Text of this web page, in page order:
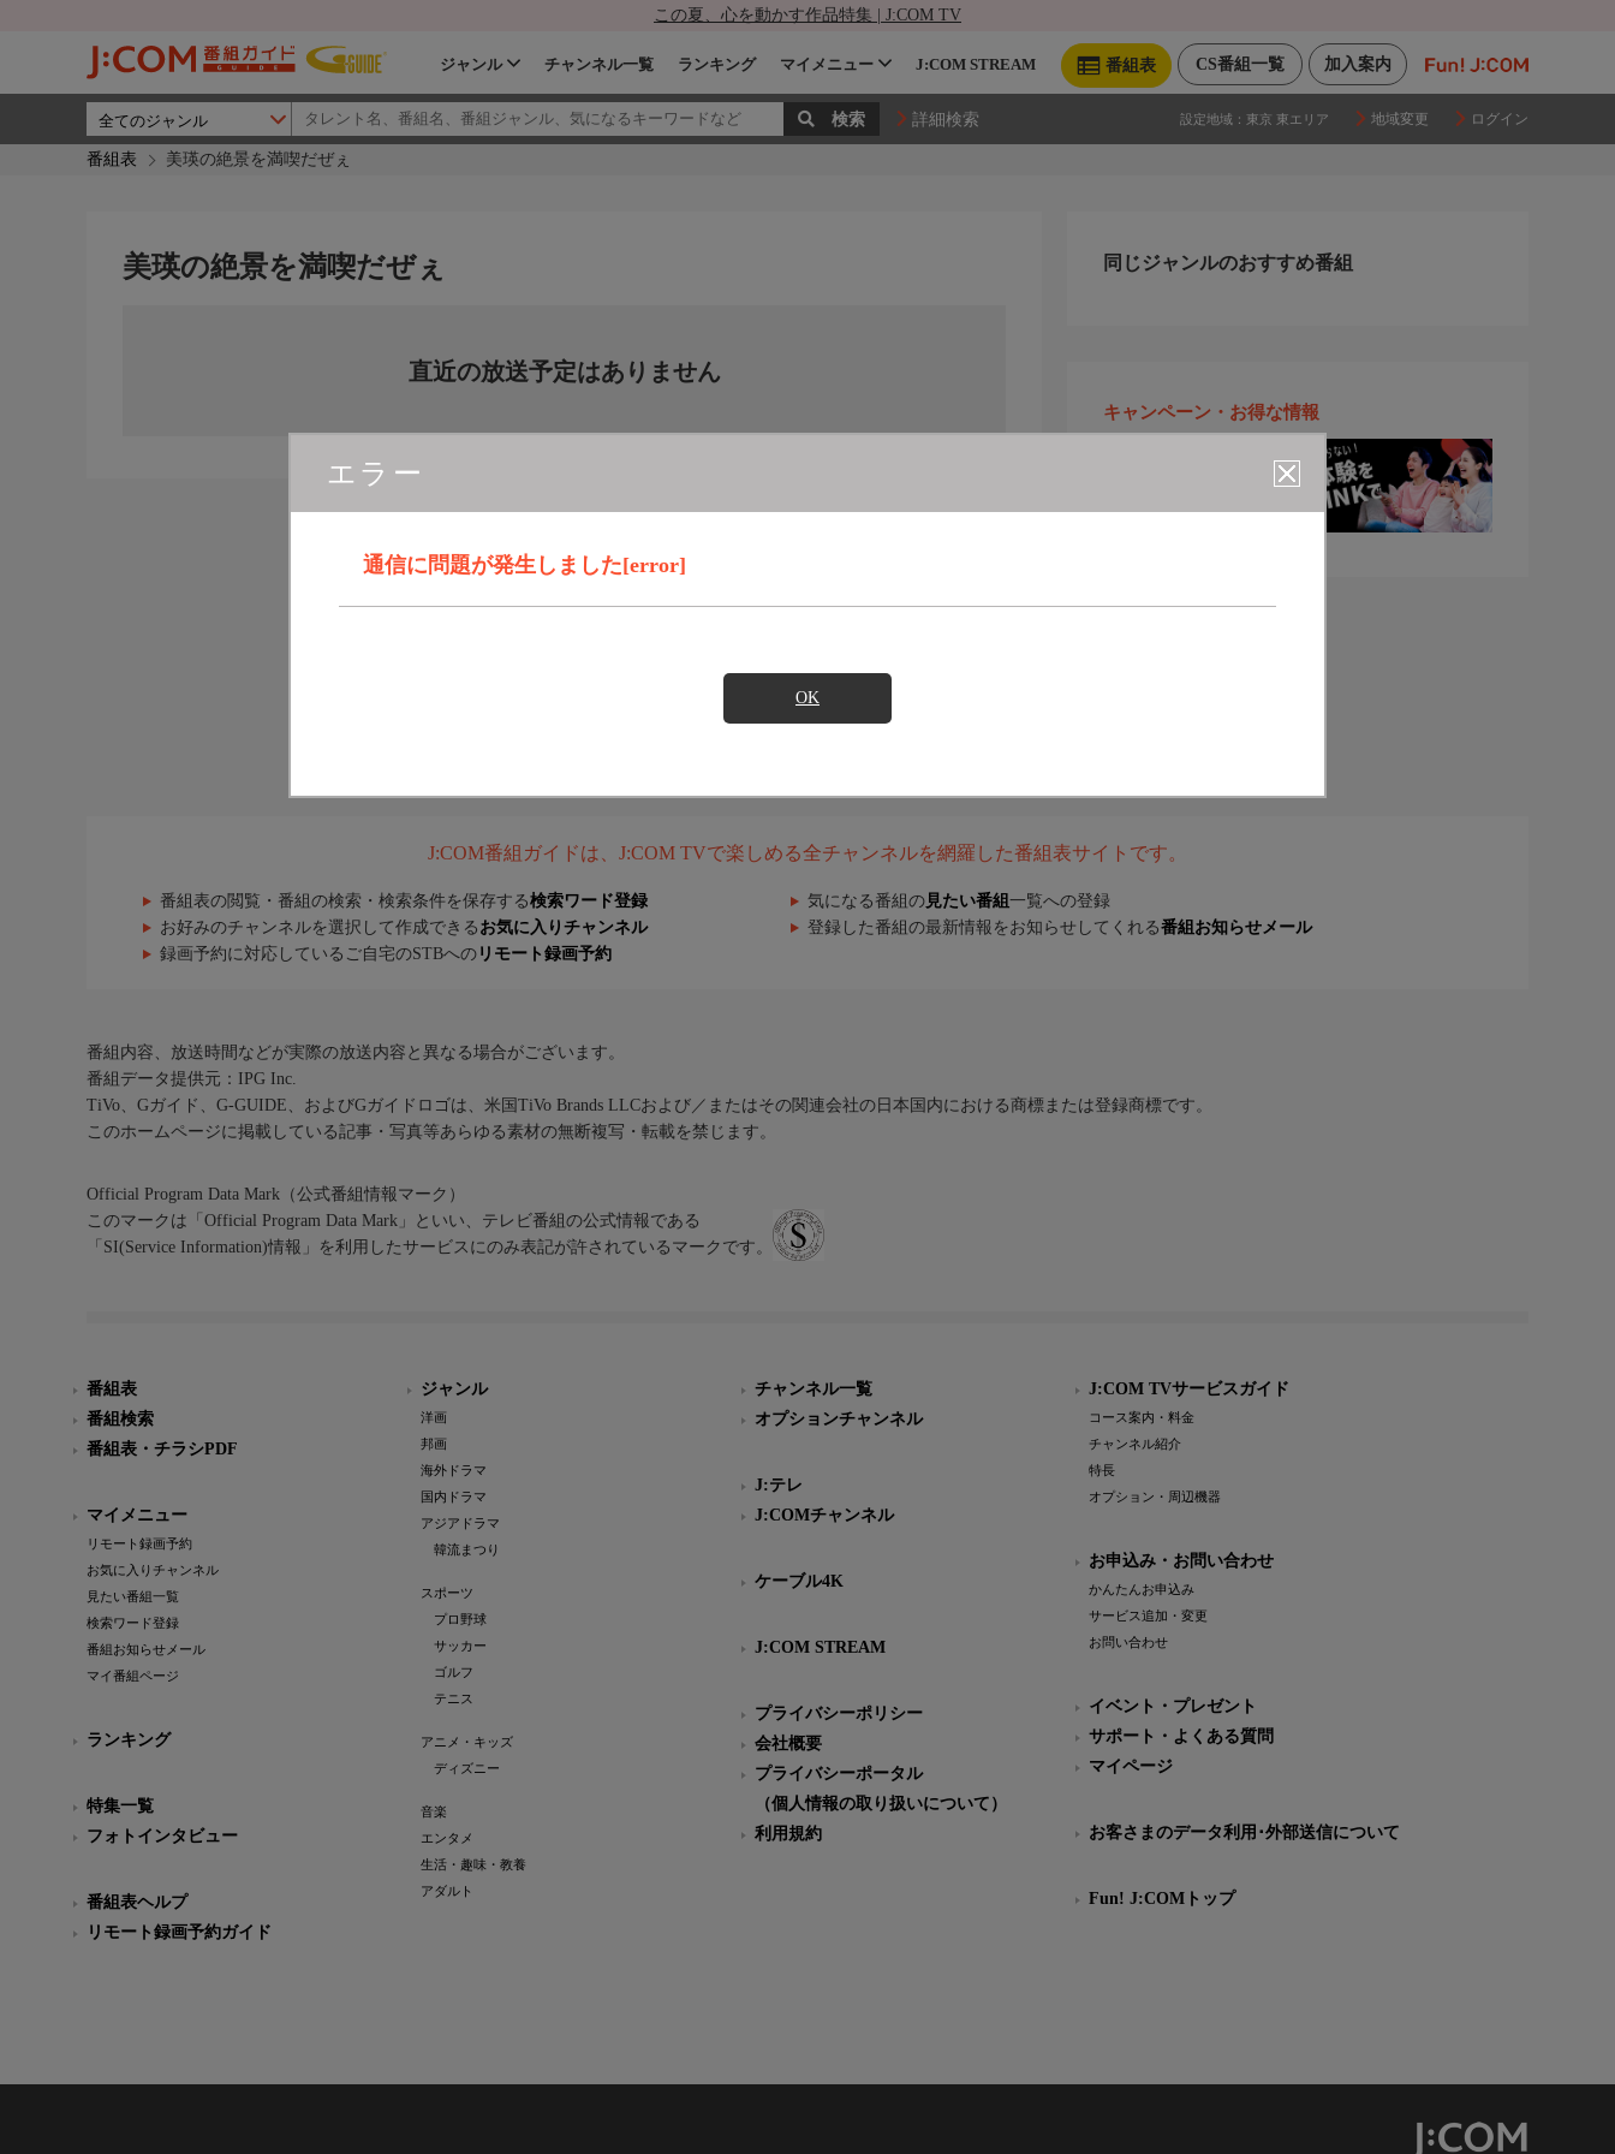
この夏、心を動かす作品特集 | J:COM TV
加入案内
CS番組一覧
番組表
ジャンル チャンネル一覧 ランキング マイメニュー J:COM STREAM
詳細検索 設定地域： 東京 東エリア 地域変更 ログイン
番組表 美瑛の絶景を満喫だぜぇ
エラー
通信に問題が発生しました[error]
OK
美瑛の絶景を満喫だぜぇ
直近の放送予定はありません
同じジャンルのおすすめ番組
キャンペーン・お得な情報
J:COM番組ガイドは、J:COM TVで楽しめる全チャンネルを網羅した番組表サイトです。
番組表の閲覧・番組の検索・検索条件を保存する検索ワード登録 気になる番組の 見たい番組 一覧への登録
お好みのチャンネルを選択して作成できる お気に入りチャンネル 登録した番組の最新情報をお知らせしてくれる番組お知らせメール
録画予約に対応しているご自宅のSTBへの リモート録画予約
番組内容、放送時間などが実際の放送内容と異なる場合がございます。
番組データ提供元：IPG Inc.
TiVo、Gガイド、G-GUIDE、およびGガイドロゴは、米国TiVo Brands LLCおよび／またはその関連会社の日本国内における商標または登録商標です。
このホームページに掲載している記事・写真等あらゆる素材の無断複写・転載を禁じます。
Official Program Data Mark（公式番組情報マーク）
このマークは「Official Program Data Mark」といい、テレビ番組の公式情報である
「SI(Service Information)情報」を利用したサービスにのみ表記が許されているマークです。
番組表
番組検索
番組表・チラシPDF
マイメニュー
リモート録画予約
お気に入りチャンネル
見たい番組一覧
検索ワード登録
番組お知らせメール
マイ番組ページ
ランキング
特集一覧
フォトインタビュー
番組表ヘルプ
リモート録画予約ガイド
ジャンル
洋画
邦画
海外ドラマ
国内ドラマ
アジアドラマ
韓流まつり
スポーツ
プロ野球
サッカー
ゴルフ
テニス
アニメ・キッズ
ディズニー
音楽
エンタメ
生活・趣味・教養
アダルト
チャンネル一覧
オプションチャンネル
J:テレ
J:COMチャンネル
ケーブル4K
J:COM STREAM
プライバシーポリシー
会社概要
プライバシーポータル
（個人情報の取り扱いについて）
利用規約
J:COM TVサービスガイド
コース案内・料金
チャンネル紹介
特長
オプション・周辺機器
お申込み・お問い合わせ
かんたんお申込み
サービス追加・変更
お問い合わせ
イベント・プレゼント
サポート・よくある質問
マイページ
お客さまのデータ利用･外部送信について
Fun! J:COMトップ